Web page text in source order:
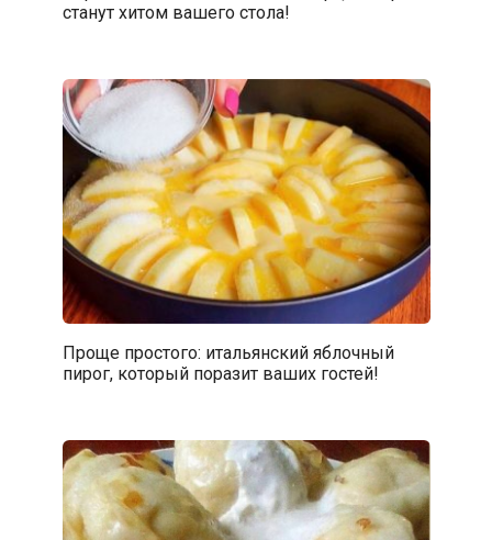
станут хитом вашего стола!
Проще простого: итальянский яблочный
пирог, который поразит ваших гостей!